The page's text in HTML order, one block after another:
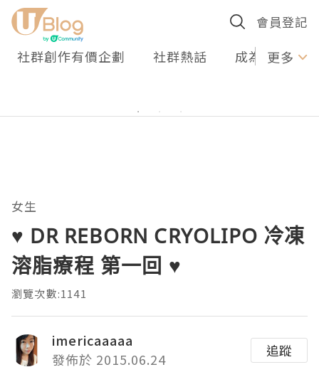
會員登記
社群創作有價企劃 社群熱話 成為U更多
女生
♥ DR REBORN CRYOLIPO 冷凍
溶脂療程 第一回 ♥
瀏覽次數:1141
imericaaaaa
發佈於 2015.06.24
追蹤